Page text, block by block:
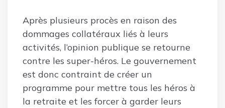
Après plusieurs procès en raison des
dommages collatéraux liés à leurs
activités, l’opinion publique se retourne
contre les super-héros. Le gouvernement
est donc contraint de créer un
programme pour mettre tous les héros à
la retraite et les forcer à garder leurs